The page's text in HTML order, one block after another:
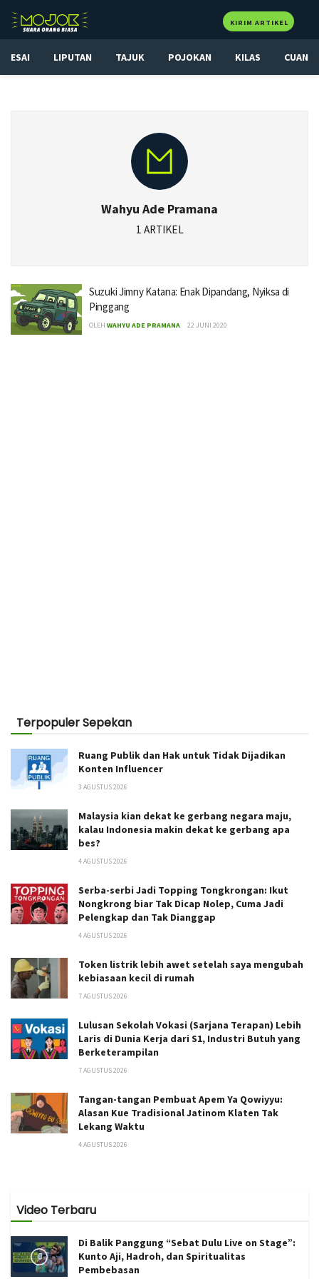
KIRIM ARTIKEL
ESAI LIPUTAN TAJUK POJOKAN KILAS CUAN
Wahyu Ade Pramana
1 ARTIKEL
Suzuki Jimny Katana: Enak Dipandang, Nyiksa di
Pinggang
OLEH WAHYU ADE PRAMANA 22 JUNI 2020
Terpopuler Sepekan
Ruang Publik dan Hak untuk Tidak Dijadikan
Konten Influencer
3 AGUSTUS 2026
Malaysia kian dekat ke gerbang negara maju,
kalau Indonesia makin dekat ke gerbang apa
bes?
4 AGUSTUS 2026
Serba-serbi Jadi Topping Tongkrongan: Ikut
Nongkrong biar Tak Dicap Nolep, Cuma Jadi
Pelengkap dan Tak Dianggap
4 AGUSTUS 2026
Token listrik lebih awet setelah saya mengubah
kebiasaan kecil di rumah
7 AGUSTUS 2026
Lulusan Sekolah Vokasi (Sarjana Terapan) Lebih
Laris di Dunia Kerja dari S1, Industri Butuh yang
Berketerampilan
7 AGUSTUS 2026
Tangan-tangan Pembuat Apem Ya Qowiyyu:
Alasan Kue Tradisional Jatinom Klaten Tak
Lekang Waktu
4 AGUSTUS 2026
Video Terbaru
Di Balik Panggung “Sebat Dulu Live on Stage”:
Kunto Aji, Hadroh, dan Spiritualitas
Pembebasan